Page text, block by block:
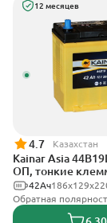
12 месяцев
4.7 Казахстан
Kainar Asia
ОП, тонкие
42Ач
Обратная